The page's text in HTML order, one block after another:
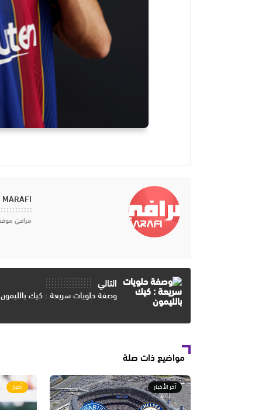
MARAFI
مرافيَ
التالي
وصفة حلويات سريعة : كيك بالليمون
مواضيع ذات صلة
آخر الأخبار أخبار